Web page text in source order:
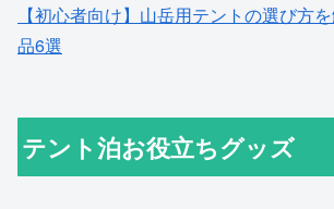
【初心者向け】山岳用テントの選び方
品6選
テント泊お役立ちグッズ